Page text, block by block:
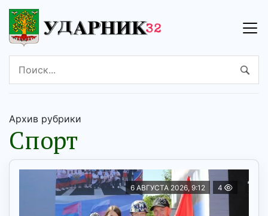
Архив рубрики
Спорт
6 АВГУСТА 2026, 9:12 4